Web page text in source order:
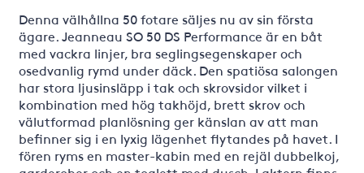
Denna välhållna 50 fotare säljes nu av sin första
ägare. Jeanneau SO 50 DS Performance är en båt
med vackra linjer, bra seglingsegenskaper och
osedvanlig rymd under däck. Den spatiösa salongen
har stora ljusinsläpp i tak och skrovsidor vilket i
kombination med hög takhöjd, brett skrov och
välutformad planlösning ger känslan av att man
befinner sig i en lyxig lägenhet flytandes på havet. I
fören ryms en master-kabin med en rejäl dubbelkoj,